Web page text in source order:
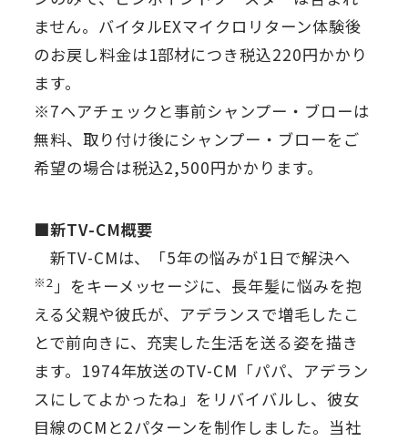
ません。バイタルEXマイクロリターン体験後
のお戻し料金は1部材につき税込220円かかり
ます。
※7ヘアチェックと事前シャンプー・ブローは
無料、取り付け後にシャンプー・ブローをご
希望の場合は税込2,500円かかります。
■新TV-CM概要
新TV-CMは、「5年の悩みが1日で解決へ
※2」をキーメッセージに、長年髪に悩みを抱
える父親や彼氏が、アデランスで増毛したこ
とで前向きに、充実した生活を送る姿を描き
ます。1974年放送のTV-CM「パパ、アデラン
スにしてよかったね」をリバイバルし、彼女
目線のCMと2パターンを制作しました。当社